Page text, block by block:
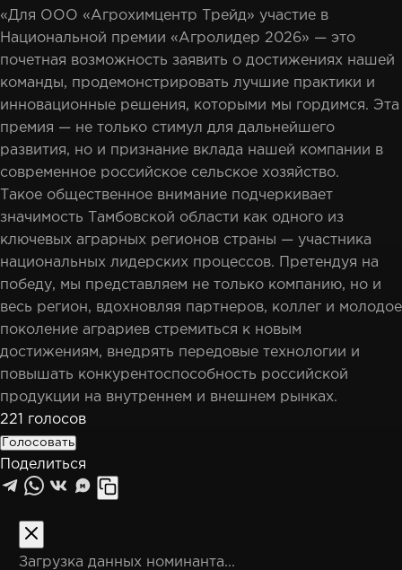
«Для ООО «Агрохимцентр Трейд» участие в
Национальной премии «Агролидер 2026» — это
почетная возможность заявить о достижениях нашей
команды, продемонстрировать лучшие практики и
инновационные решения, которыми мы гордимся. Эта
премия — не только стимул для дальнейшего
развития, но и признание вклада нашей компании в
современное российское сельское хозяйство.
Такое общественное внимание подчеркивает
значимость Тамбовской области как одного из
ключевых аграрных регионов страны — участника
национальных лидерских процессов. Претендуя на
победу, мы представляем не только компанию, но и
весь регион, вдохновляя партнеров, коллег и молодое
поколение аграриев стремиться к новым
достижениям, внедрять передовые технологии и
повышать конкурентоспособность российской
продукции на внутреннем и внешнем рынках.
221 голосов
Голосовать
Поделиться
M
Загрузка данных номинанта...